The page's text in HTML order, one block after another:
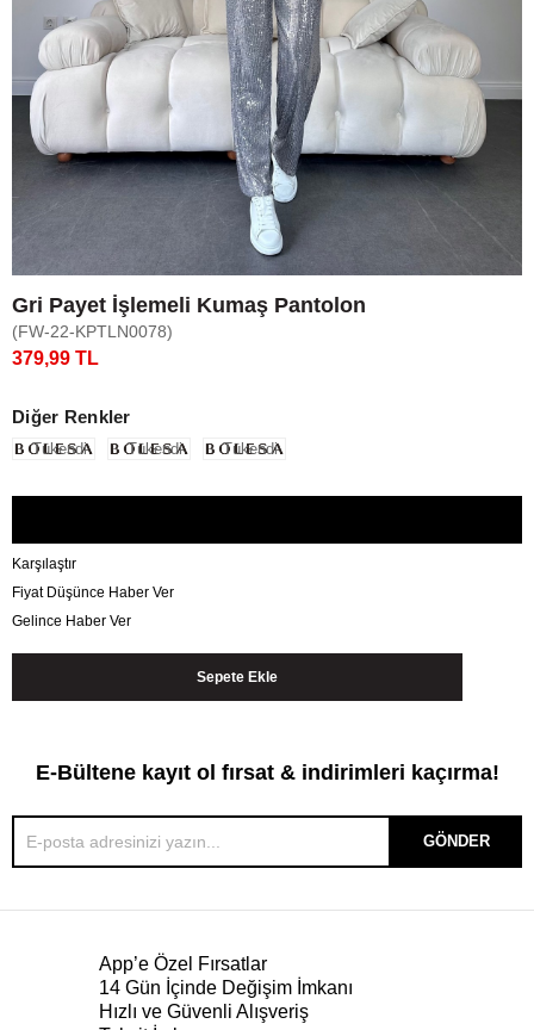
Gri Payet İşlemeli Kumaş Pantolon
(FW-22-KPTLN0078)
379,99 TL
Diğer Renkler
Tükendi Tükendi Tükendi
Karşılaştır
Fiyat Düşünce Haber Ver
Gelince Haber Ver
E-Bültene kayıt ol fırsat & indirimleri kaçırma!
GÖNDER
App’e Özel Fırsatlar
14 Gün İçinde Değişim İmkanı
Hızlı ve Güvenli Alışveriş